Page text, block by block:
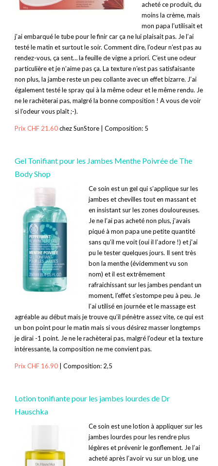
acheté ce produit, du
moins la crème, mais
mon papa l’utilisait et
j’ai embarqué le tube pour le finir car ça ne lui plaisait pas. Je l’ai
testé le matin et surtout le soir. Comment dire, l’odeur n’est pas au
rendez-vous, ça sent… la feuille de vigne a priori. C’est une odeur
particulière et je n’aime pas ça. La texture n’est pas satisfaisante
non plus, la jambe reste un peu collante avec un effet bizarre. J’ai
également testé le spray qui à la même odeur et le même rendu. Je
ne le rachèterai pas, malgré la bonne composition ! A vous de voir
si l’odeur vous plaît ;-).
Prix CHF 21.60chez SunStore | Composition: 5
Gel Tonifiant pour les Jambes Menthe Poivrée de The
Body Shop
Ce soin est un gel qui s’applique sur les
jambes et chevilles tout en massant et
en insistant sur les zones douloureuses.
Je ne l’ai pas acheté non plus, j’avais
piqué à mon papa une petite quantité
sans qu’il me voit (oui il l’adore !) et j’ai
pu le tester quelques jours. Il sent très
bon la menthe (évidemment vu son
nom) et il est extrêmement
rafraichissant sur les jambes pendant un
moment, l’effet s’estompe peu à peu. Je
l’ai utilisé en journée et le massage est
agréable au début mais je trouve qu’il pénètre assez vite, ce qui est
un bon point pour le matin mais si vous désirez masser longtemps
je dirai -1 point. Je ne le rachèterai pas, malgré l’odeur et la texture
intéressante, la composition ne me convient pas.
Prix CHF 16.90 | Composition: 2,5
Lotion tonifiante pour les jambes lourdes de Dr
Hauschka
Ce soin est une lotion à appliquer sur les
jambes lourdes pour les rendre plus
légères et prévenir le gonflement. Je l’ai
acheté après l’avoir vu sur un blog, une